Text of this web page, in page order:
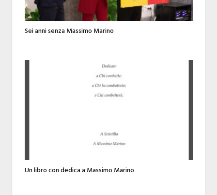
Sei anni senza Massimo Marino
Un libro con dedica a Massimo Marino